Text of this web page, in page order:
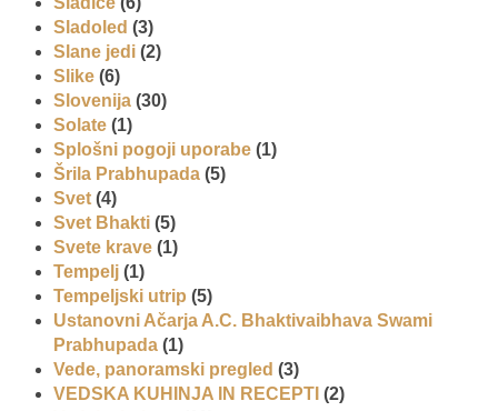
Sladoled (3)
Slane jedi (2)
Slike (6)
Slovenija (30)
Solate (1)
Splošni pogoji uporabe (1)
Šrila Prabhupada (5)
Svet (4)
Svet Bhakti (5)
Svete krave (1)
Tempelj (1)
Tempeljski utrip (5)
Ustanovni Ačarja A.C. Bhaktivaibhava Swami
Prabhupada (1)
Vede, panoramski pregled (3)
VEDSKA KUHINJA IN RECEPTI (2)